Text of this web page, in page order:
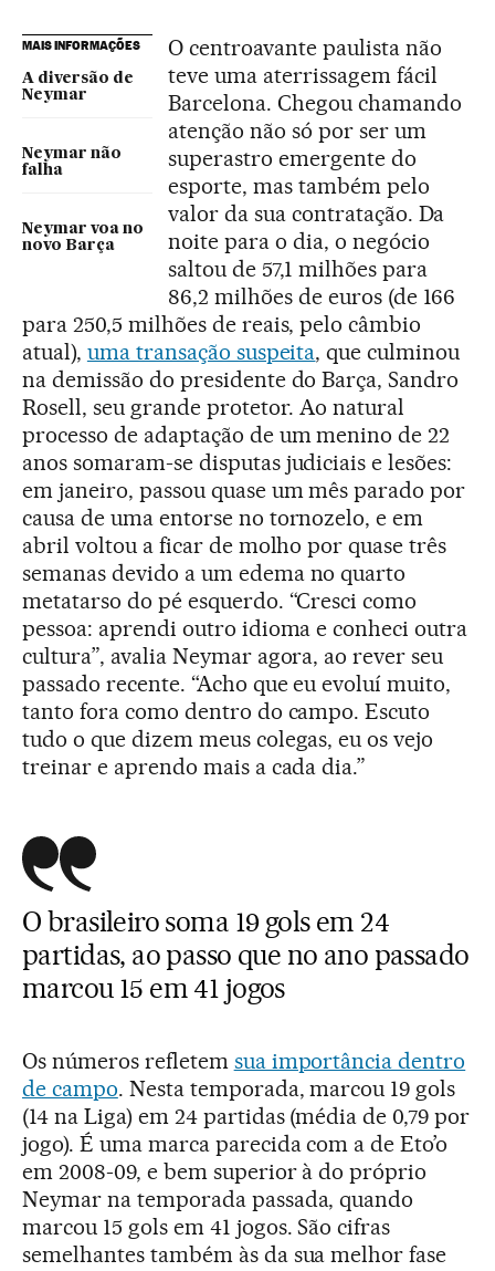
MAIS INFORMAÇÕES
A diversão de
Neymar
Neymar não
falha
Neymar voa no
novo Barça
O centroavante paulista não
teve uma aterrissagem fácil
Barcelona. Chegou chamando
atenção não só por ser um
superastro emergente do
esporte, mas também pelo
valor da sua contratação. Da
noite para o dia, o negócio
saltou de 57,1 milhões para
86,2 milhões de euros (de 166
para 250,5 milhões de reais, pelo câmbio
atual), uma transação suspeita, que culminou
na demissão do presidente do Barça, Sandro
Rosell, seu grande protetor. Ao natural
processo de adaptação de um menino de 22
anos somaram-se disputas judiciais e lesões:
em janeiro, passou quase um mês parado por
causa de uma entorse no tornozelo, e em
abril voltou a ficar de molho por quase três
semanas devido a um edema no quarto
metatarso do pé esquerdo. “Cresci como
pessoa: aprendi outro idioma e conheci outra
cultura”, avalia Neymar agora, ao rever seu
passado recente. “Acho que eu evoluí muito,
tanto fora como dentro do campo. Escuto
tudo o que dizem meus colegas, eu os vejo
treinar e aprendo mais a cada dia.”
O brasileiro soma 19 gols em 24
partidas, ao passo que no ano passado
marcou 15 em 41 jogos
Os números refletem sua importância dentro
de campo. Nesta temporada, marcou 19 gols
(14 na Liga) em 24 partidas (média de 0,79 por
jogo). É uma marca parecida com a de Eto’o
em 2008-09, e bem superior à do próprio
Neymar na temporada passada, quando
marcou 15 gols em 41 jogos. São cifras
semelhantes também às da sua melhor fase